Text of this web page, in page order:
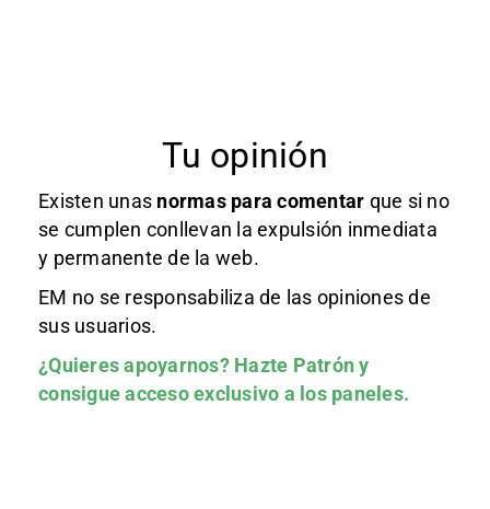
Tu opinión
Existen unas normas para comentar que si no
se cumplen conllevan la expulsión inmediata
y permanente de la web.
EM no se responsabiliza de las opiniones de
sus usuarios.
¿Quieres apoyarnos? Hazte Patróny
consigue acceso exclusivo a los paneles.